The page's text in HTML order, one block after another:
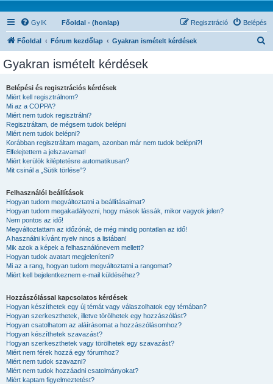
GyIK Főoldal - (honlap) Belépés
Regisztráció
Főoldal Fórum kezdőlap Gyakran ismételt kérdések
Gyakran ismételt kérdések
Belépési és regisztrációs kérdések
Miért kell regisztrálnom?
Mi az a COPPA?
Miért nem tudok regisztrálni?
Regisztráltam, de mégsem tudok belépni
Miért nem tudok belépni?
Korábban regisztráltam magam, azonban már nem tudok belépni?!
Elfelejtettem a jelszavamat!
Miért kerülök kiléptetésre automatikusan?
Mit csinál a „Sütik törlése”?
Felhasználói beállítások
Hogyan tudom megváltoztatni a beállításaimat?
Hogyan tudom megakadályozni, hogy mások lássák, mikor vagyok jelen?
Nem pontos az idő!
Megváltoztattam az időzónát, de még mindig pontatlan az idő!
A használni kívánt nyelv nincs a listában!
Mik azok a képek a felhasználónevem mellett?
Hogyan tudok avatart megjeleníteni?
Mi az a rang, hogyan tudom megváltoztatni a rangomat?
Miért kell bejelentkeznem e-mail küldéséhez?
Hozzászólással kapcsolatos kérdések
Hogyan készíthetek egy új témát vagy válaszolhatok egy témában?
Hogyan szerkeszthetek, illetve törölhetek egy hozzászólást?
Hogyan csatolhatom az aláírásomat a hozzászólásomhoz?
Hogyan készíthetek szavazást?
Hogyan szerkeszthetek vagy törölhetek egy szavazást?
Miért nem férek hozzá egy fórumhoz?
Miért nem tudok szavazni?
Miért nem tudok hozzáadni csatolmányokat?
Miért kaptam figyelmeztetést?